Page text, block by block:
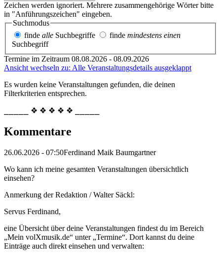
Zeichen werden ignoriert. Mehrere zusammengehörige Wörter bitte
in "Anführungszeichen" eingeben.
Suchmodus
finde alle Suchbegriffe finde mindestens einen
Suchbegriff
Termine im Zeitraum 08.08.2026 - 08.09.2026
Ansicht wechseln zu: Alle Veranstaltungsdetails ausgeklappt
Es wurden keine Veranstaltungen gefunden, die deinen
Filterkriterien entsprechen.
⎯⎯⎯⎯⎯ ❖ ❖ ❖ ❖ ❖ ⎯⎯⎯⎯⎯
Kommentare
26.06.2026 - 07:50Ferdinand Maik Baumgartner
Wo kann ich meine gesamten Veranstaltungen übersichtlich
einsehen?
Anmerkung der Redaktion /Walter Säckl:
Servus Ferdinand,
eine Übersicht über deine Veranstaltungen findest du im Bereich
„Mein volXmusik.de“ unter „Termine“. Dort kannst du deine
Einträge auch direkt einsehen und verwalten: